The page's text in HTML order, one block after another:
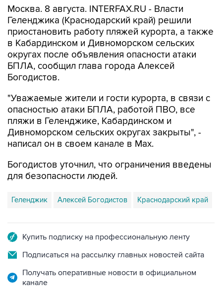
Москва. 8 августа. INTERFAX.RU - Власти
Геленджика (Краснодарский край) решили
приостановить работу пляжей курорта, а также
в Кабардинском и Дивноморском сельских
округах после объявления опасности атаки
БПЛА, сообщил глава города Алексей
Богодистов.
"Уважаемые жители и гости курорта, в связи с
опасностью атаки БПЛА, работой ПВО, все
пляжи в Геленджике, Кабардинском и
Дивноморском сельских округах закрыты", -
написал он в своем канале в Max.
Богодистов уточнил, что ограничения введены
для безопасности людей.
Геленджик Алексей Богодистов Краснодарский край
Купить подписку на профессиональную ленту
Подписаться на рассылку главных новостей сайта
Получать оперативные новости в официальном
канале